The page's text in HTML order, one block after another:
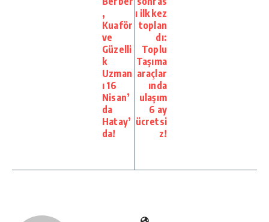
,
Kuaför
ve
Güzelli
k
Uzman
ı 16
Nisan’
da
Hatay’
da!
ı ilk kez
toplan
dı:
Toplu
Taşıma
araçlar
ında
ulaşım
6 ay
ücretsi
z!